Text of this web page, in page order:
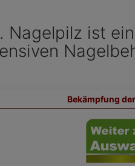
Nagelpilz ist
Bekämpfung